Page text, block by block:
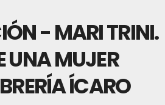
- MARI TRINI.
UNA MUJER
ÍCARO